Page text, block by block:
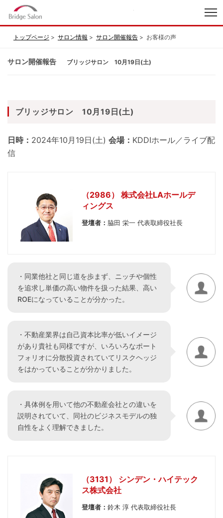
トップページ サロン情報 サロン開催報告 お客様の声
サロン開催報告 ブリッジサロン 10月19日(土)
ブリッジサロン 10月19日(土)
日時： 2024年10月19日(土) 会場： KDDIホール／ライブ配
信
（2986） 株式会社LAホールデ
ィングス
登壇者： 脇田 栄一 代表取締役社長
・同業他社と同じ道を歩まず、ニッチや個性
を追求し単価の高い物件を扱った結果、高い
ROEになっていることが分かった。
・不動産業界は自己資本比率が低いイメージ
があり貴社も同様ですが、いろいろなポート
フォリオに分散投資されていてリスクヘッジ
をはかっていることが分かりました。
・具体例を用いて他の不動産会社との違いを
説明されていて、同社のビジネスモデルの独
自性をよく理解できました。
（3131） シンデン・ハイテック
ス株式会社
登壇者： 鈴木 淳 代表取締役社長